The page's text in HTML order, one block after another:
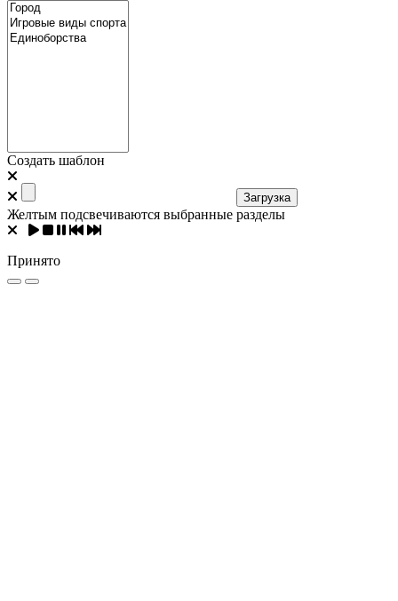
Создать шаблон
Загрузка
Желтым подсвечиваются выбранные разделы
Принято